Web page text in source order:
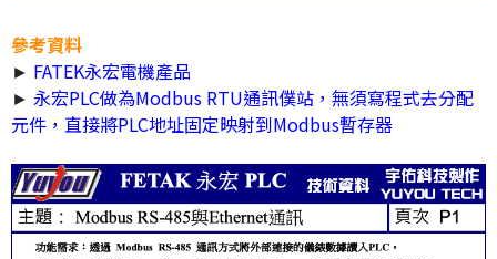
參考資料
► FATEK永宏電機產品
► 永宏PLC做為Modbus RTU通訊僕站，無須寫程式去分配
元件，直接將PLC地址固定映射到Modbus暫存器